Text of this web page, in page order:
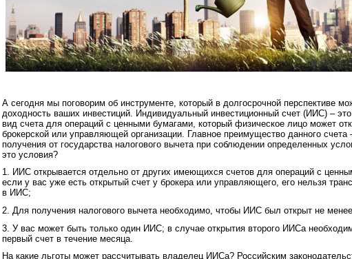
А сегодня мы поговорим об инструменте, который в долгосрочной перспективе
доходность ваших инвестиций. Индивидуальный инвестиционный счет (ИИС) –
вид счета для операций с ценными бумагами, который физическое лицо может
брокерской или управляющей организации. Главное преимущество данного счета
получения от государства налогового вычета при соблюдении определенных
это условия?
1. ИИС открывается отдельно от других имеющихся счетов для операций с
если у вас уже есть открытый счет у брокера или управляющего, его нельзя
в ИИС;
2. Для получения налогового вычета необходимо, чтобы ИИС был открыт не
3. У вас может быть только один ИИС; в случае открытия второго ИИСа
первый счет в течение месяца.
На какие льготы может рассчитывать владелец ИИСа? Российским